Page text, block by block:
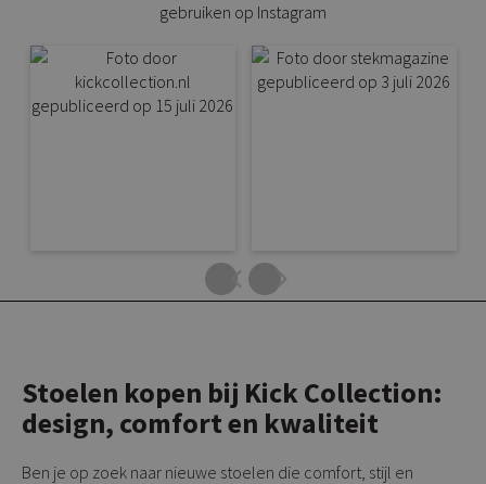
gebruiken op Instagram
Stoelen kopen bij Kick Collection:
design, comfort en kwaliteit
Ben je op zoek naar nieuwe stoelen die comfort, stijl en